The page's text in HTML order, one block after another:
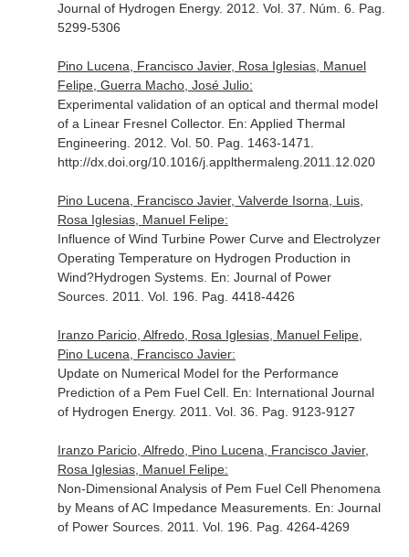
Journal of Hydrogen Energy. 2012. Vol. 37. Núm. 6. Pag.
5299-5306
Pino Lucena, Francisco Javier, Rosa Iglesias, Manuel
Felipe, Guerra Macho, José Julio:
Experimental validation of an optical and thermal model
of a Linear Fresnel Collector. En: Applied Thermal
Engineering . 2012. Vol. 50. Pag. 1463-1471.
http://dx.doi.org/10.1016/j.applthermaleng.2011.12.020
Pino Lucena, Francisco Javier, Valverde Isorna, Luis,
Rosa Iglesias, Manuel Felipe:
Influence of Wind Turbine Power Curve and Electrolyzer
Operating Temperature on Hydrogen Production in
Wind?Hydrogen Systems. En: Journal of Power
Sources. 2011. Vol. 196. Pag. 4418-4426
Iranzo Paricio, Alfredo, Rosa Iglesias, Manuel Felipe,
Pino Lucena, Francisco Javier:
Update on Numerical Model for the Performance
Prediction of a Pem Fuel Cell. En: International Journal
of Hydrogen Energy. 2011. Vol. 36. Pag. 9123-9127
Iranzo Paricio, Alfredo, Pino Lucena, Francisco Javier,
Rosa Iglesias, Manuel Felipe:
Non-Dimensional Analysis of Pem Fuel Cell Phenomena
by Means of AC Impedance Measurements. En: Journal
of Power Sources. 2011. Vol. 196. Pag. 4264-4269